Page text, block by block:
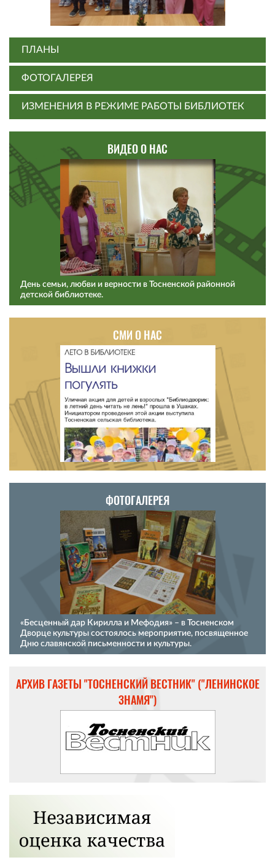
ПЛАНЫ
ФОТОГАЛЕРЕЯ
ИЗМЕНЕНИЯ В РЕЖИМЕ РАБОТЫ БИБЛИОТЕК
ВИДЕО О НАС
День семьи, любви и верности в Тосненской районной
детской библиотеке.
СМИ О НАС
ФОТОГАЛЕРЕЯ
«Бесценный дар Кирилла и Мефодия» – в Тосненском
Дворце культуры состоялось мероприятие, посвященное
Дню славянской письменности и культуры.
АРХИВ ГАЗЕТЫ "ТОСНЕНСКИЙ ВЕСТНИК" ("ЛЕНИНСКОЕ
ЗНАМЯ")